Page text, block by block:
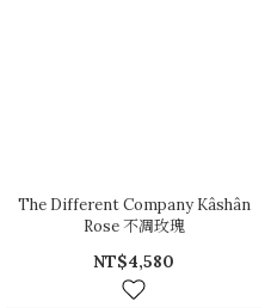
The Different Company Kâshân
Rose 不凋玫瑰
NT$4,580